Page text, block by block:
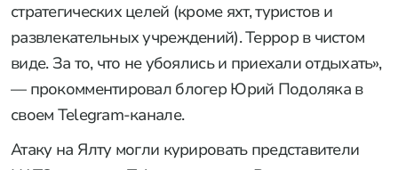
стратегических целей (кроме яхт, туристов и
развлекательных учреждений). Террор в чистом
виде. За то, что не убоялись и приехали отдыхать»,
— прокомментировал блогер Юрий Подоляка в
своем Telegram-канале.
Атаку на Ялту могли курировать представители